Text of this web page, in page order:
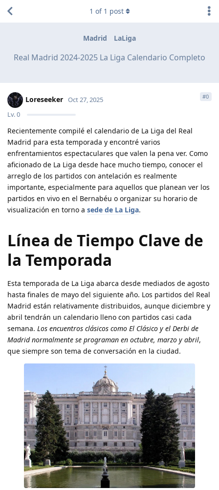
Madrid LaLiga
Real Madrid 2024-2025 La Liga Calendario Completo
1 of 1 post
Loreseeker
Lv.0
Oct 27, 2025 #0
Recientemente compilé el calendario de La Liga del Real
Madrid para esta temporada y encontré varios
enfrentamientos espectaculares que valen la pena ver. Como
aficionado de La Liga desde hace mucho tiempo, conocer el
arreglo de los partidos con antelación es realmente
importante, especialmente para aquellos que planean ver los
partidos en vivo en el Bernabéu o organizar su horario de
visualización en torno a sede de La Liga.
Línea de Tiempo Clave de
la Temporada
Esta temporada de La Liga abarca desde mediados de agosto
hasta finales de mayo del siguiente año. Los partidos del Real
Madrid están relativamente distribuidos, aunque diciembre y
abril tendrán un calendario lleno con partidos casi cada
semana. Los encuentros clásicos como El Clásico y el Derbi de
Madrid normalmente se programan en octubre, marzo y abril,
que siempre son tema de conversación en la ciudad.